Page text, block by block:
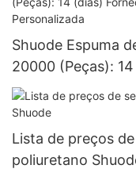
Shuode Espuma
20000 (Peças):
Espuma de
Lista de preços
poliuretano